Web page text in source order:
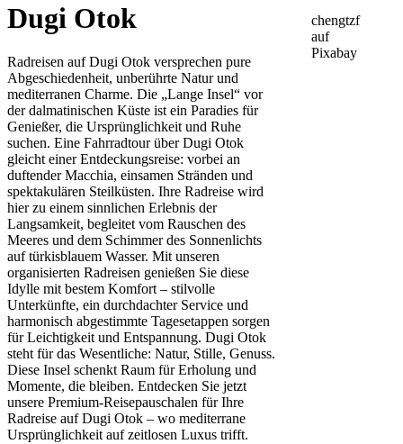
chengtzf
auf
Pixabay
Dugi Otok
Radreisen auf Dugi Otok versprechen pure
Abgeschiedenheit, unberührte Natur und
mediterranen Charme. Die „Lange Insel“ vor
der dalmatinischen Küste ist ein Paradies für
Genießer, die Ursprünglichkeit und Ruhe
suchen. Eine Fahrradtour über Dugi Otok
gleicht einer Entdeckungsreise: vorbei an
duftender Macchia, einsamen Stränden und
spektakulären Steilküsten. Ihre Radreise wird
hier zu einem sinnlichen Erlebnis der
Langsamkeit, begleitet vom Rauschen des
Meeres und dem Schimmer des Sonnenlichts
auf türkisblauem Wasser. Mit unseren
organisierten Radreisen genießen Sie diese
Idylle mit bestem Komfort – stilvolle
Unterkünfte, ein durchdachter Service und
harmonisch abgestimmte Tagesetappen sorgen
für Leichtigkeit und Entspannung. Dugi Otok
steht für das Wesentliche: Natur, Stille, Genuss.
Diese Insel schenkt Raum für Erholung und
Momente, die bleiben. Entdecken Sie jetzt
unsere Premium-Reisepauschalen für Ihre
Radreise auf Dugi Otok – wo mediterrane
Ursprünglichkeit auf zeitlosen Luxus trifft.